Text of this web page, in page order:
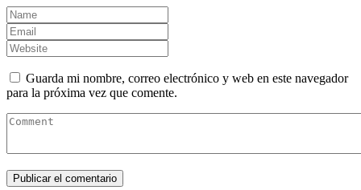
Guarda mi nombre, correo electrónico y web en este navegador
para la próxima vez que comente.